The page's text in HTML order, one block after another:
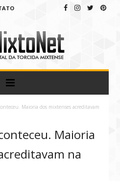
Maioria dos mixtenses acreditavam
Maioria
na